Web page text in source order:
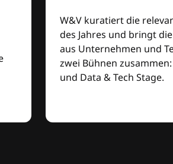
W&V kuratiert die
des Jahres und bringt
aus Unternehmen und
zwei Bühnen
und Data & Tech Stage.